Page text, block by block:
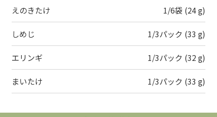
えのきたけ 1/6袋 (24 g)
しめじ 1/3パック (33 g)
エリンギ 1/3パック (32 g)
まいたけ 1/3パック (33 g)